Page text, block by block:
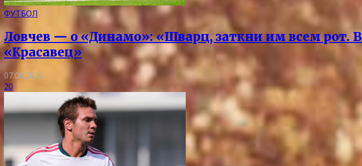
ФУТБОЛ
Ловчев — о «Динамо»: «Шварц, заткни им всем рот.
«Красавец»
07.08.2026
20